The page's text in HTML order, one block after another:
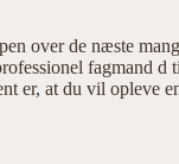
de næste
fagmand
er, at du vil opleve